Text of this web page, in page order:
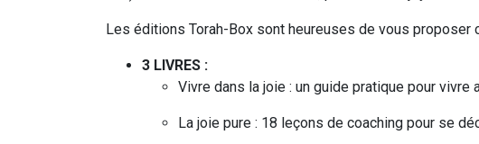
Les éditions Torah-Box sont heureuses de vous proposer
3 LIVRES :
Vivre dans la joie : un guide pratique pour
La joie pure : 18 leçons de coaching pour se